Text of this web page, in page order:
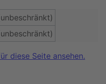
diese Seite ansehen.